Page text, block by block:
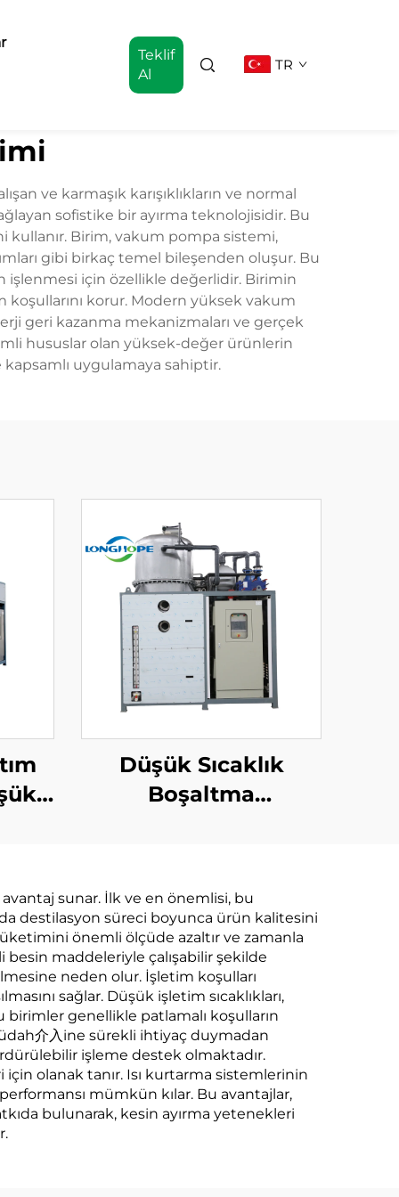
Teklif
Al
TR
ve karmaşık karışıklıkların ve normal
sofistike bir ayırma teknolojisidir. Bu
kullanır. Birim, vakum pompa sistemi,
gibi birkaç temel bileşenden oluşur. Bu
işlenmesi için özellikle değerlidir. Birimin
koşullarını korur. Modern yüksek vakum
geri kazanma mekanizmaları ve gerçek
hususlar olan yüksek-değer ürünlerin
kapsamlı uygulamaya sahiptir.
Düşük Sıcaklık
Boşaltma
Endüstriyel Atık Su
Konsantrasyon
Azaltma Makinesi
sunar. İlk ve en önemlisi, bu
da destilasyon süreci boyunca ürün kalitesini
önemli ölçüde azaltır ve zamanla
besin maddeleriyle çalışabilir şekilde
neden olur. İşletim koşulları
sağlar. Düşük işletim sıcaklıkları,
birimler genellikle patlamalı koşulların
介入ine sürekli ihtiyaç duymadan
işleme destek olmaktadır.
olanak tanır. Isı kurtarma sistemlerinin
mümkün kılar. Bu avantajlar,
bulunarak, kesin ayırma yetenekleri